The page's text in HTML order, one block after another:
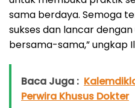
sama berdaya. Semoga
sukses dan lancar
bersama-sama,” ungkap
Baca Juga :
Perwira Khusus Dokter